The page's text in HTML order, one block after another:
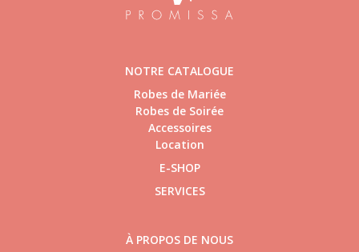
NOTRE CATALOGUE
Robes de Mariée
Robes de Soirée
Accessoires
Location
E-SHOP
SERVICES
À PROPOS DE NOUS